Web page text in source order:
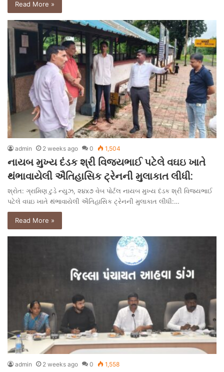
Read More »
admin 2 weeks ago 0 1,504
નાયબ મુખ્ય દંડક શ્રી વિજયભાઈ પટેલે વઘઇ ખાતે
થંભાવાયેલી ઐતિહાસિક ટ્રેનની મુલાકાત લીધી:
શ્રોત: ગ્રામિણ ટુડે ન્યુઝ, ૨૪x૭ વેબ પોર્ટલ નાયબ મુખ્ય દંડક શ્રી વિજયભાઈ
પટેલે વઘઇ ખાતે થંભાવાયેલી ઐતિહાસિક ટ્રેનની મુલાકાત લીધી:…
Read More »
admin 2 weeks ago 0 1,558